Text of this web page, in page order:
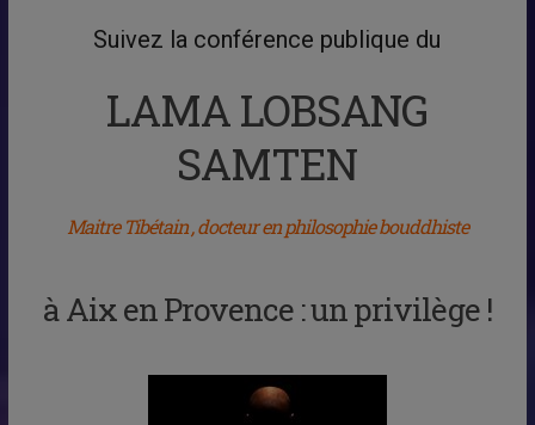
Suivez la conférence publique du
LAMA LOBSANG
SAMTEN
Maitre Tibétain , docteur en philosophie bouddhiste
à Aix en Provence : un privilège !